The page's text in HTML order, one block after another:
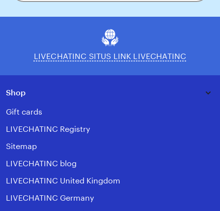
your
LIVECHATINC SITUS LINK LIVECHATINC
Shop
Gift cards
LIVECHATINC Registry
Sitemap
LIVECHATINC blog
LIVECHATINC United Kingdom
LIVECHATINC Germany